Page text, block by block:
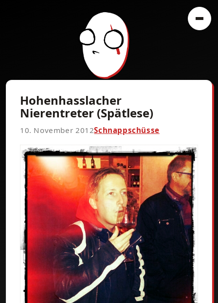
Hohenhasslacher
Nierentreter (Spätlese)
10. November 2012Schnappschüsse